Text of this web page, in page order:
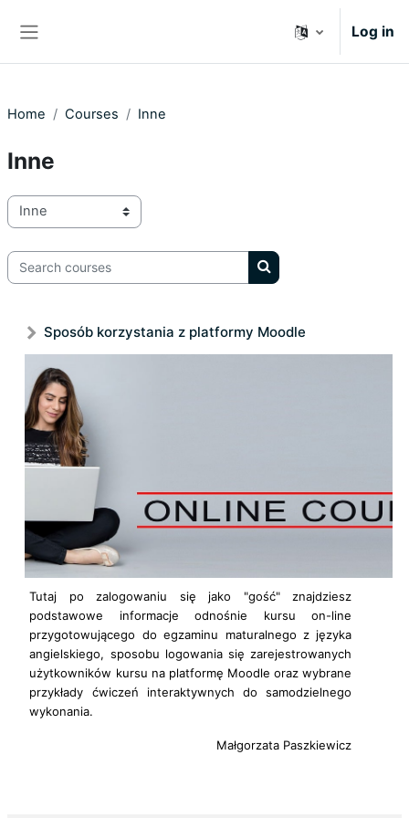
Log in
Home Courses Inne
Inne
Course categories
Search courses
Search courses
Sposób korzystania z platformy Moodle
Tutaj po zalogowaniu się jako "gość" znajdziesz
podstawowe informacje odnośnie kursu on-line
przygotowującego do egzaminu maturalnego z języka
angielskiego, sposobu logowania się zarejestrowanych
użytkowników kursu na platformę Moodle oraz wybrane
przykłady ćwiczeń interaktywnych do samodzielnego
wykonania.
Małgorzata Paszkiewicz